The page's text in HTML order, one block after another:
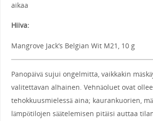
aikaa
Hiiva:
Mangrove Jack’s Belgian Wit M21, 10 g
Panopäivä sujui ongelmitta, vaikkakin
valitettavan alhainen. Vehnäoluet ovat
tehokkuusmielessä aina; kaurankuorien,
lämpötilojen säätelemisen pitäisi auttaa